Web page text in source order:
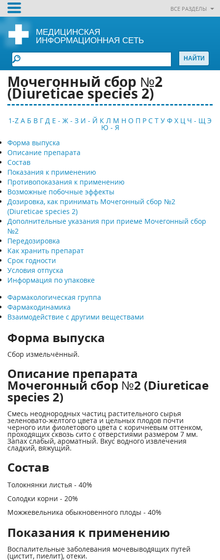
ВСЕ РАЗДЕЛЫ
МЕДИЦИНСКАЯ
ИНФОРМАЦИОННАЯ СЕТЬ
Мочегонный сбор №2
(Diureticae species 2)
1-Z А Б В Г Д Е - Ж - З И - Й К Л М Н О П Р С Т У Ф Х Ц Ч - Щ Э
Ю - Я
Форма выпуска
Описание препарата
Состав
Показания к применению
Противопоказания к применению
Возможные побочные эффекты
Дозировка, как принимать Мочегонный сбор №2
(Diureticae species 2)
Дополнительные указания при приеме Мочегонный сбор
№2
Передозировка
Как хранить препарат
Срок годности
Условия отпуска
Информация по упаковке
Фармакологическая группа
Фармакодинамика
Взаимодействие с другими веществами
Форма выпуска
Сбор измельчённый.
Описание препарата
Мочегонный сбор №2 (Diureticae
species 2)
Смесь неоднородных частиц растительного сырья
зеленовато-желтого цвета и цельных плодов почти
черного или фиолетового цвета с коричневым оттенком,
проходящих сквозь сито с отверстиями размером 7 мм.
Запах слабый, ароматный. Вкус водного извлечения
сладкий, вяжущий.
Состав
Толокнянки листья - 40%
Солодки корни - 20%
Можжевельника обыкновенного плоды - 40%
Показания к применению
Воспалительные заболевания мочевыводящих путей
(цистит, пиелит), отеки.